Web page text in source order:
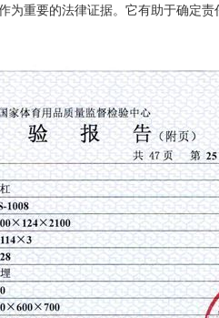
重要的法律证据。它有助于确定责